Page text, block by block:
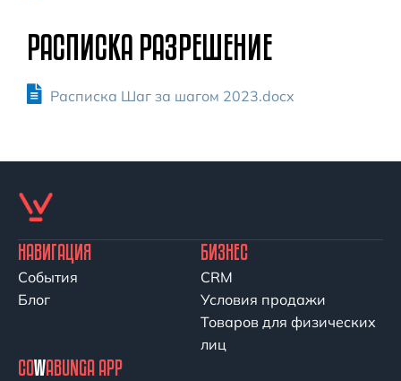
РАСПИСКА РАЗРЕШЕНИЕ
Расписка Шаг за шагом 2023.docx
НАВИГАЦИЯ
События
Блог
БИЗНЕС
CRM
Условия продажи
Товаров для физических
лиц
COWABUNGA APP